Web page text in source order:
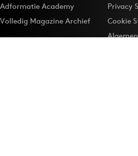
Adformatie Academy
Volledig Magazine Archief
Privacy
Cookie